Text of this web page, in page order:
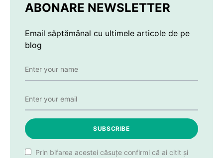
ABONARE NEWSLETTER
Email săptămânal cu ultimele articole de pe
blog
SUBSCRIBE
Prin bifarea acestei căsuțe confirmi că ai citit și